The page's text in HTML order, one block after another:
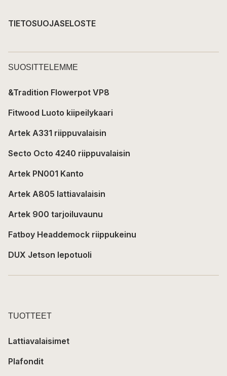
TIETOSUOJASELOSTE
SUOSITTELEMME
&Tradition Flowerpot VP8
Fitwood Luoto kiipeilykaari
Artek A331 riippuvalaisin
Secto Octo 4240 riippuvalaisin
Artek PN001 Kanto
Artek A805 lattiavalaisin
Artek 900 tarjoiluvaunu
Fatboy Headdemock riippukeinu
DUX Jetson lepotuoli
TUOTTEET
Lattiavalaisimet
Plafondit